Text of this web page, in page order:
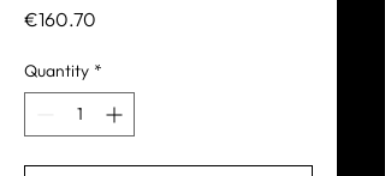
€160.70
Quantity *